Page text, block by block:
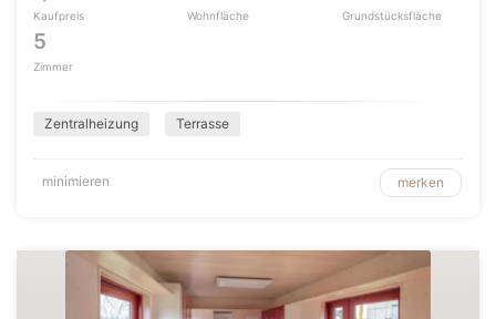
Kaufpreis Wohnfläche Grundstücksfläche
5
Zimmer
Zentralheizung Terrasse
minimieren merken